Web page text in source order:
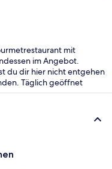
mit
im Angebot.
du dir hier nicht entgehen
Täglich geöffnet